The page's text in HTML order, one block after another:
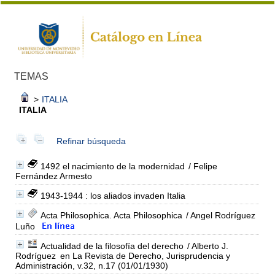
TEMAS
> ITALIA
ITALIA
Refinar búsqueda
1492 el nacimiento de la modernidad / Felipe
Fernández Armesto
1943-1944 : los aliados invaden Italia
Acta Philosophica. Acta Philosophica / Angel Rodríguez
Luño
Actualidad de la filosofía del derecho / Alberto J.
Rodríguez en La Revista de Derecho, Jurisprudencia y
Administración, v.32, n.17 (01/01/1930)